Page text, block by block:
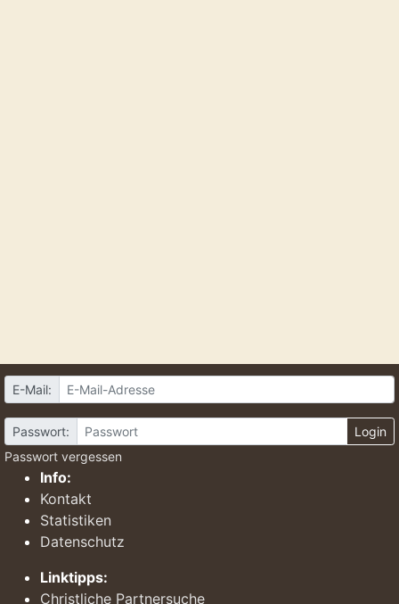
E-Mail:
Passwort:
Login
Passwort vergessen
Info:
Kontakt
Statistiken
Datenschutz
Linktipps:
Christliche Partnersuche